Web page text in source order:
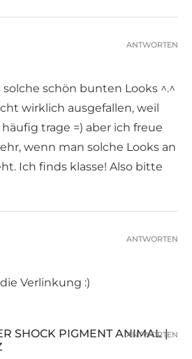
schön bunten Looks ^.^
wirklich ausgefallen, weil
trage =) aber ich freue
wenn man solche Looks an
Ich finds klasse! Also bitte
ANTWORTEN
Verlinkung :)
ANTWORTEN
SHOCK PIGMENT ANIMAL |
ANTWORTEN